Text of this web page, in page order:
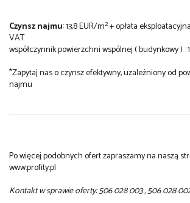
Czynsz najmu: 13,8 EUR/m2+ opłata
VAT
współczynnik powierzchni wspólnej ( budynkowy ) :
*Zapytaj nas o czynsz efektywny, uzależniony od
najmu
Po więcej podobnych ofert zapraszamy na naszą
www.profity.pl
Kontakt w sprawie oferty: 506 028 003 , 506 028